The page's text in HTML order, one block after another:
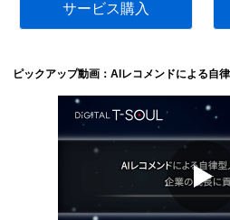
サービス購入
ピックアップ動画：AIレコメンドによる自